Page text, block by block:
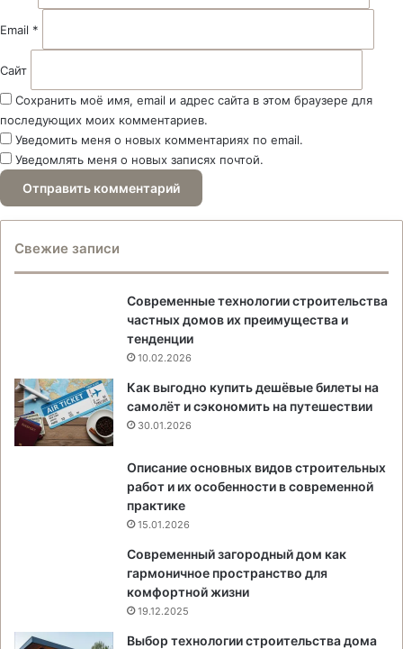
Email *
Сайт
Сохранить моё имя, email и адрес сайта в этом браузере для
последующих моих комментариев.
Уведомить меня о новых комментариях по email.
Уведомлять меня о новых записях почтой.
Свежие записи
Современные технологии строительства
частных домов их преимущества и
тенденции
10.02.2026
Как выгодно купить дешёвые билеты на
самолёт и сэкономить на путешествии
30.01.2026
Описание основных видов строительных
работ и их особенности в современной
практике
15.01.2026
Современный загородный дом как
гармоничное пространство для
комфортной жизни
19.12.2025
Выбор технологии строительства дома